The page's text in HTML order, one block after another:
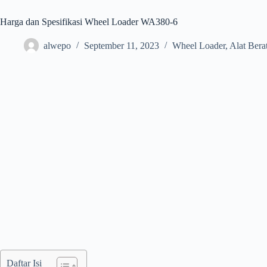
Harga dan Spesifikasi Wheel Loader WA380-6
alwepo September 11, 2023 Wheel Loader, Alat
Daftar Isi